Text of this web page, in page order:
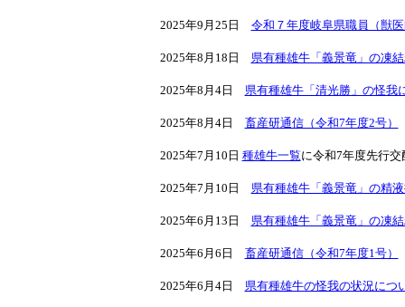
2025年9月25日 令和７年度岐阜県職員（獣
2025年8月18日 県有種雄牛「義景竜」の凍
2025年8月4日 県有種雄牛「清光勝」の怪我
2025年8月4日 畜産研通信（令和7年度2号）
2025年7月10日 種雄牛一覧に令和7年度先行
2025年7月10日 県有種雄牛「義景竜」の精
2025年6月13日 県有種雄牛「義景竜」の凍
2025年6月6日 畜産研通信（令和7年度1号）
2025年6月4日 県有種雄牛の怪我の状況につ